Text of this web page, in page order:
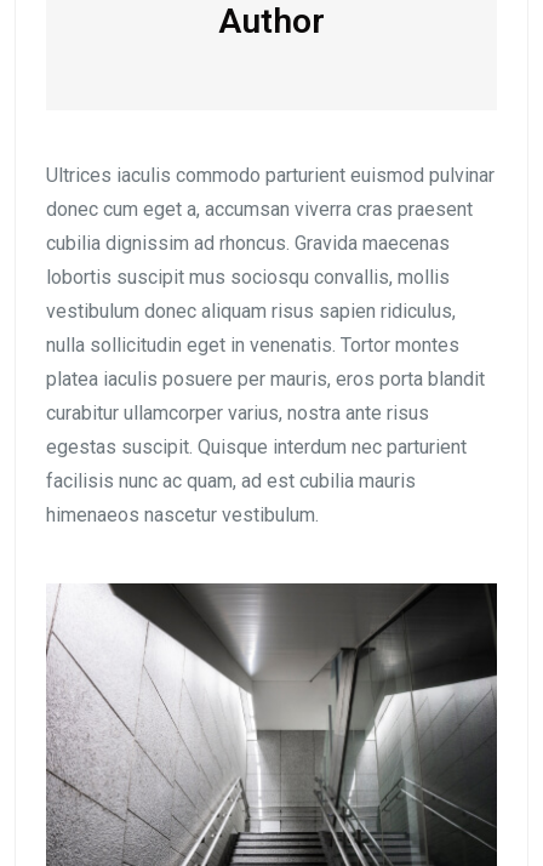
Author
Ultrices iaculis commodo parturient euismod pulvinar
donec cum eget a, accumsan viverra cras praesent
cubilia dignissim ad rhoncus. Gravida maecenas
lobortis suscipit mus sociosqu convallis, mollis
vestibulum donec aliquam risus sapien ridiculus,
nulla sollicitudin eget in venenatis. Tortor montes
platea iaculis posuere per mauris, eros porta blandit
curabitur ullamcorper varius, nostra ante risus
egestas suscipit. Quisque interdum nec parturient
facilisis nunc ac quam, ad est cubilia mauris
himenaeos nascetur vestibulum.